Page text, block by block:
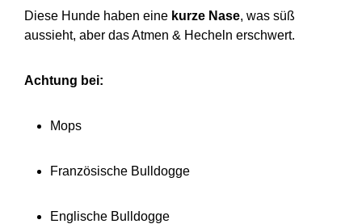
Diese Hunde haben eine kurze Nase, was süß
aussieht, aber das Atmen & Hecheln erschwert.
Achtung bei:
Mops
Französische Bulldogge
Englische Bulldogge